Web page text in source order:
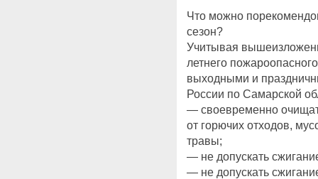
Что можно
сезон?
Учитывая
летнего
выходными и
России по Самарской
— своевременно
от горючих отходов,
травы;
— не допускать
— не допускать